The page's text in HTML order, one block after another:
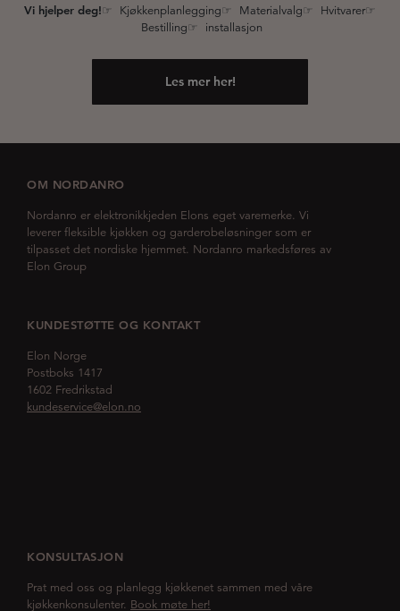
Vi hjelper deg!☞ Kjøkkenplanlegging☞ Materialvalg☞ Hvitvarer☞
Bestilling☞ installasjon
Les mer her!
OM NORDANRO
Nordanro er elektronikkjeden Elons eget varemerke. Vi
leverer fleksible kjøkken og garderobeløsninger som er
tilpasset det nordiske hjemmet. Nordanro markedsføres av
Elon Group
KUNDESTØTTE OG KONTAKT
Elon Norge
Postboks 1417
1602 Fredrikstad
kundeservice@elon.no
KONSULTASJON
Prat med oss og planlegg kjøkkenet sammen med våre
kjøkkenkonsulenter. Book møte her!